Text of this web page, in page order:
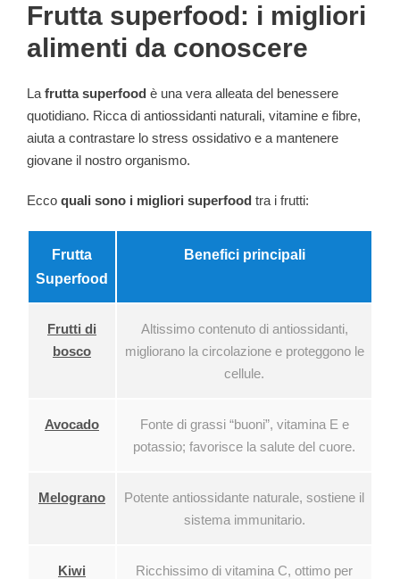
Frutta superfood: i migliori
alimenti da conoscere
La frutta superfood è una vera alleata del benessere
quotidiano. Ricca di antiossidanti naturali, vitamine e fibre,
aiuta a contrastare lo stress ossidativo e a mantenere
giovane il nostro organismo.
Ecco quali sono i migliori superfood tra i frutti:
Frutta
Superfood
Benefici principali
Frutti di
bosco
Altissimo contenuto di antiossidanti,
migliorano la circolazione e proteggono le
cellule.
Avocado
Fonte di grassi “buoni”, vitamina E e
potassio; favorisce la salute del cuore.
Melograno
Potente antiossidante naturale, sostiene il
sistema immunitario.
Kiwi
Ricchissimo di vitamina C, ottimo per